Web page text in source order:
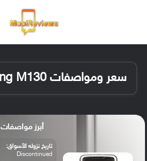
سعر ومواصفات Samsung M130
أبرز مواصفات Samsung M130
تاريخ نزوله الأسواق:
Discontinued